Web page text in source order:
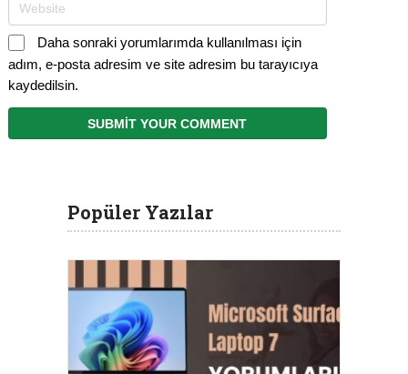
Daha sonraki yorumlarımda kullanılması için
adım, e-posta adresim ve site adresim bu tarayıcıya
kaydedilsin.
Popüler Yazılar